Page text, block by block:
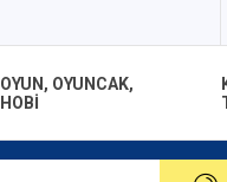
OYUN, OYUNCAK,
HOBİ